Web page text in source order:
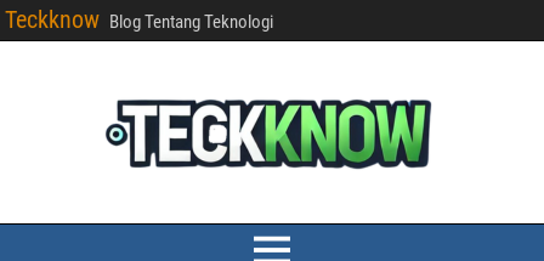
Teckknow Blog Tentang Teknologi